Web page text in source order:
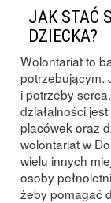
JAK STAĆ
DZIECKA?
Wolontariat to
potrzebującym.
i potrzeby
działalności
placówek oraz
wolontariat w
wielu innych
osoby
żeby pomagać